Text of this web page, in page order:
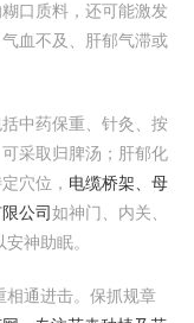
口质料，还可能激发
血不及、肝郁气滞或
中药保重、针灸、按
采取归脾汤；肝郁化
穴位， 电缆桥架、母
公司如神门、内关、
安神助眠。
相通进击。保抓规章